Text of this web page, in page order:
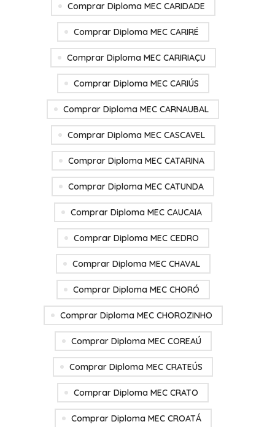
Comprar Diploma MEC CARIDADE
Comprar Diploma MEC CARIRÉ
Comprar Diploma MEC CARIRIAÇU
Comprar Diploma MEC CARIÚS
Comprar Diploma MEC CARNAUBAL
Comprar Diploma MEC CASCAVEL
Comprar Diploma MEC CATARINA
Comprar Diploma MEC CATUNDA
Comprar Diploma MEC CAUCAIA
Comprar Diploma MEC CEDRO
Comprar Diploma MEC CHAVAL
Comprar Diploma MEC CHORÓ
Comprar Diploma MEC CHOROZINHO
Comprar Diploma MEC COREAÚ
Comprar Diploma MEC CRATEÚS
Comprar Diploma MEC CRATO
Comprar Diploma MEC CROATÁ